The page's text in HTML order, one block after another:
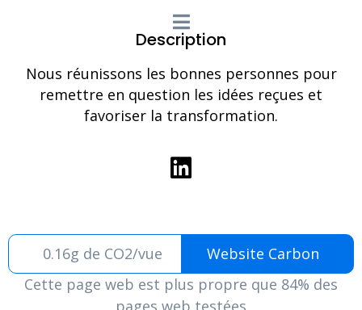
Description
Nous réunissons les bonnes personnes pour
remettre en question les idées reçues et
favoriser la transformation.
0.16g de CO2/vue
Website Carbon
Cette page web est plus propre que 84% des